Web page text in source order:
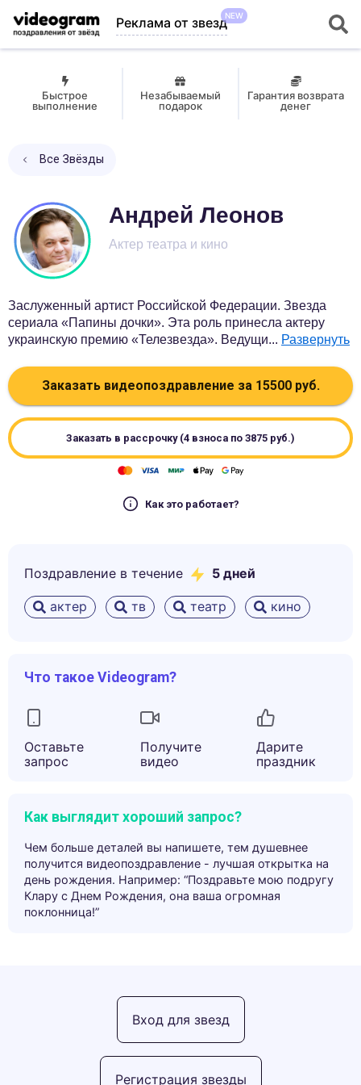
Реклама от звездNEW
Быстрое
выполнение
Незабываемый
подарок
Гарантия возврата
денег
Все Звёзды
Андрей Леонов
Актер театра и кино
Заслуженный артист Российской Федерации. Звезда
сериала «Папины дочки». Эта роль принесла актеру
украинскую премию «Телезвезда». Ведущи... Развернуть
Заказать видеопоздравление за 15500руб.
Заказать в рассрочку (4 взноса по 3875 руб.)
Как это работает?
Поздравление в течение 5 дней
актер тв театр кино
Что такое Videogram?
Оставьте
запрос
Получите
видео
Дарите
праздник
Как выглядит хороший запрос?
Чем больше деталей вы напишете, тем душевнее
получится видеопоздравление - лучшая открытка на
день рождения. Например: “Поздравьте мою подругу
Клару с Днем Рождения, она ваша огромная
поклонница!”
Регистрация звезды
Вход для звезд